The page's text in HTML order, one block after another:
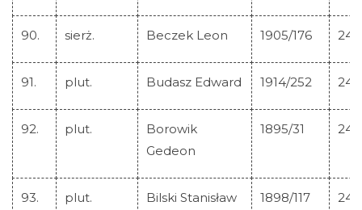
90. sierż. Beczek Leon 1905/176
91. plut. Budasz Edward 1914/252
92. plut.
Borowik
Gedeon
1895/31
93. plut. Bilski Stanisław 1898/117